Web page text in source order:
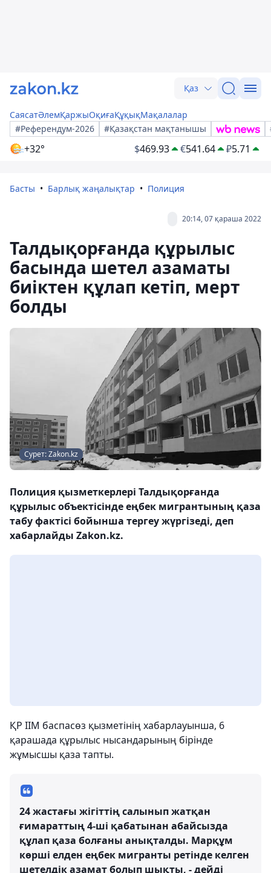
Қаз
СаясатӘлемҚаржыОқиғаҚұқықМақалалар
#Референдум-2026
#Қазақстан мақтанышы
+32° $469.93 €541.64 ₽5.71
Басты Барлық жаңалықтар Полиция
20:14, 07 қараша 2022
Талдықорғанда құрылыс
басында шетел азаматы
биіктен құлап кетіп, мерт
болды
Сурет: Zakon.kz
Полиция қызметкерлері Талдықорғанда
құрылыс объектісінде еңбек мигрантының қаза
табу фактісі бойынша тергеу жүргізеді, деп
хабарлайды Zakon.kz.
ҚР ІІМ баспасөз қызметінің хабарлауынша, 6
қарашада құрылыс нысандарының бірінде
жұмысшы қаза тапты.
24 жастағы жігіттің салынып жатқан
ғимараттың 4-ші қабатынан абайсызда
құлап қаза болғаны анықталды. Марқұм
көрші елден еңбек мигранты ретінде келген
шетелдік азамат болып шықты, - дейді